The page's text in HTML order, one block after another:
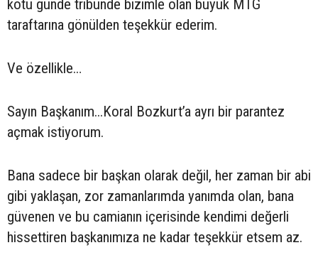
kötü günde tribünde bizimle olan büyük MTG
taraftarına gönülden teşekkür ederim.
Ve özellikle…
Sayın Başkanım...Koral Bozkurt’a ayrı bir parantez
açmak istiyorum.
Bana sadece bir başkan olarak değil, her zaman bir abi
gibi yaklaşan, zor zamanlarımda yanımda olan, bana
güvenen ve bu camianın içerisinde kendimi değerli
hissettiren başkanımıza ne kadar teşekkür etsem az.